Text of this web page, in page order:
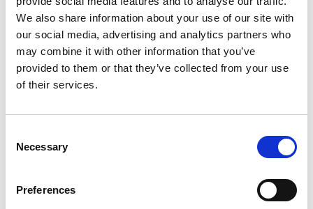
We also share information about your use of our site with
our social media, advertising and analytics partners who
may combine it with other information that you’ve
provided to them or that they’ve collected from your use
of their services.
Selection
Necessary
Preferences
mellan Mosaic™ grupper och typer
Vilka skillnader finns mellan de olika
livsstilarna? Vad har de gemensamt?